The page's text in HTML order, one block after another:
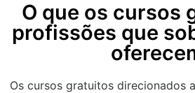
O que os cursos
profissões que
Os cursos gratuitos direcionados